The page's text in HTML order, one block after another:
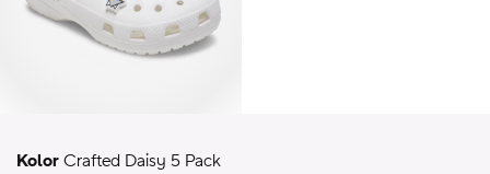
Kolor Crafted Daisy 5 Pack